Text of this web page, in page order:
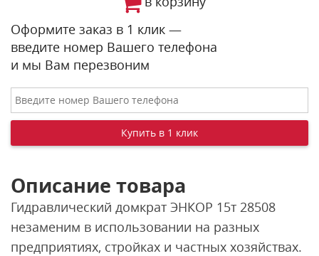
Оформите заказ в 1 клик —
введите номер Вашего телефона
и мы Вам перезвоним
Описание товара
Гидравлический домкрат ЭНКОР 15т 28508
незаменим в использовании на разных
предприятиях, стройках и частных хозяйствах.